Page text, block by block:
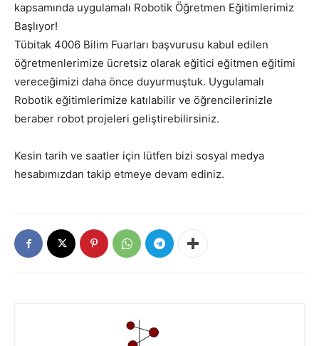
kapsamında uygulamalı Robotik Öğretmen Eğitimlerimiz
Başlıyor!
Tübitak 4006 Bilim Fuarları başvurusu kabul edilen
öğretmenlerimize ücretsiz olarak eğitici eğitmen eğitimi
vereceğimizi daha önce duyurmuştuk. Uygulamalı
Robotik eğitimlerimize katılabilir ve öğrencilerinizle
beraber robot projeleri geliştirebilirsiniz.
Kesin tarih ve saatler için lütfen bizi sosyal medya
hesabımızdan takip etmeye devam ediniz.